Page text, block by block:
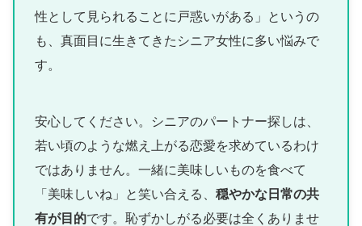
性として見られることに戸惑いがある」というの
も、真面目に生きてきたシニア女性に多い悩みで
す。
安心してください。シニアのパートナー探しは、
若い頃のような燃え上がる恋愛を求めているわけ
ではありません。一緒に美味しいものを食べて
「美味しいね」と笑い合える、 穏やかな日常の共
有が目的です。恥ずかしがる必要は全くありませ